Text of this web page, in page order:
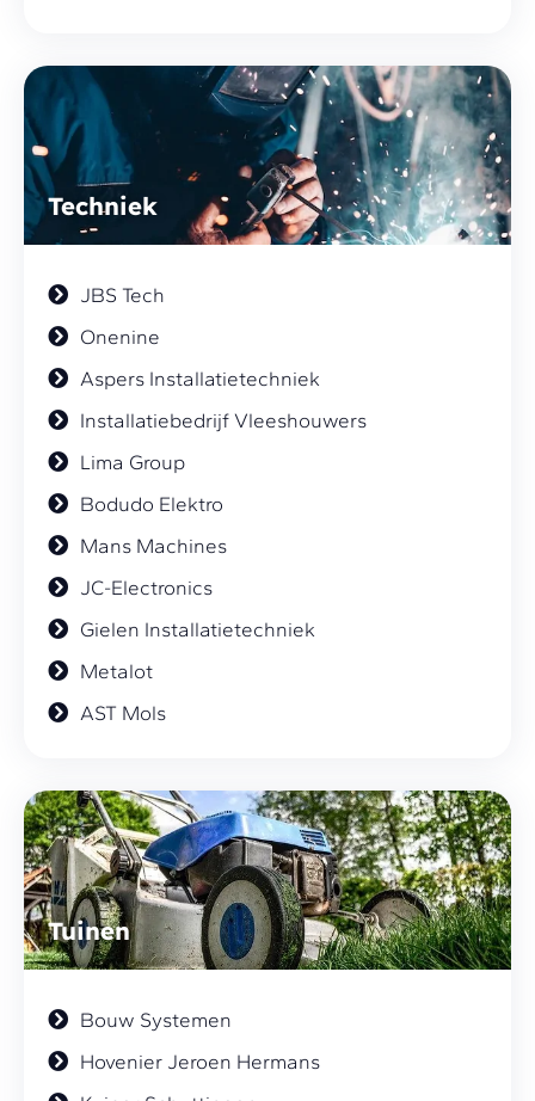
Techniek
JBS Tech
Onenine
Aspers Installatietechniek
Installatiebedrijf Vleeshouwers
Lima Group
Bodudo Elektro
Mans Machines
JC-Electronics
Gielen Installatietechniek
Metalot
AST Mols
Tuinen
Bouw Systemen
Hovenier Jeroen Hermans